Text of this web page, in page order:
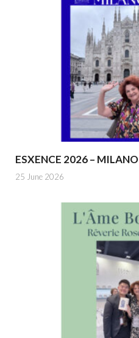
ESXENCE 2026 – MILANO
25 June 2026